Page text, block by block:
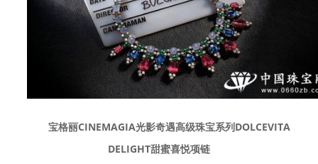
宝格丽CINEMAGIA光影奇遇高级珠宝系列DOLCEVITA
DELIGHT甜蜜喜悦项链